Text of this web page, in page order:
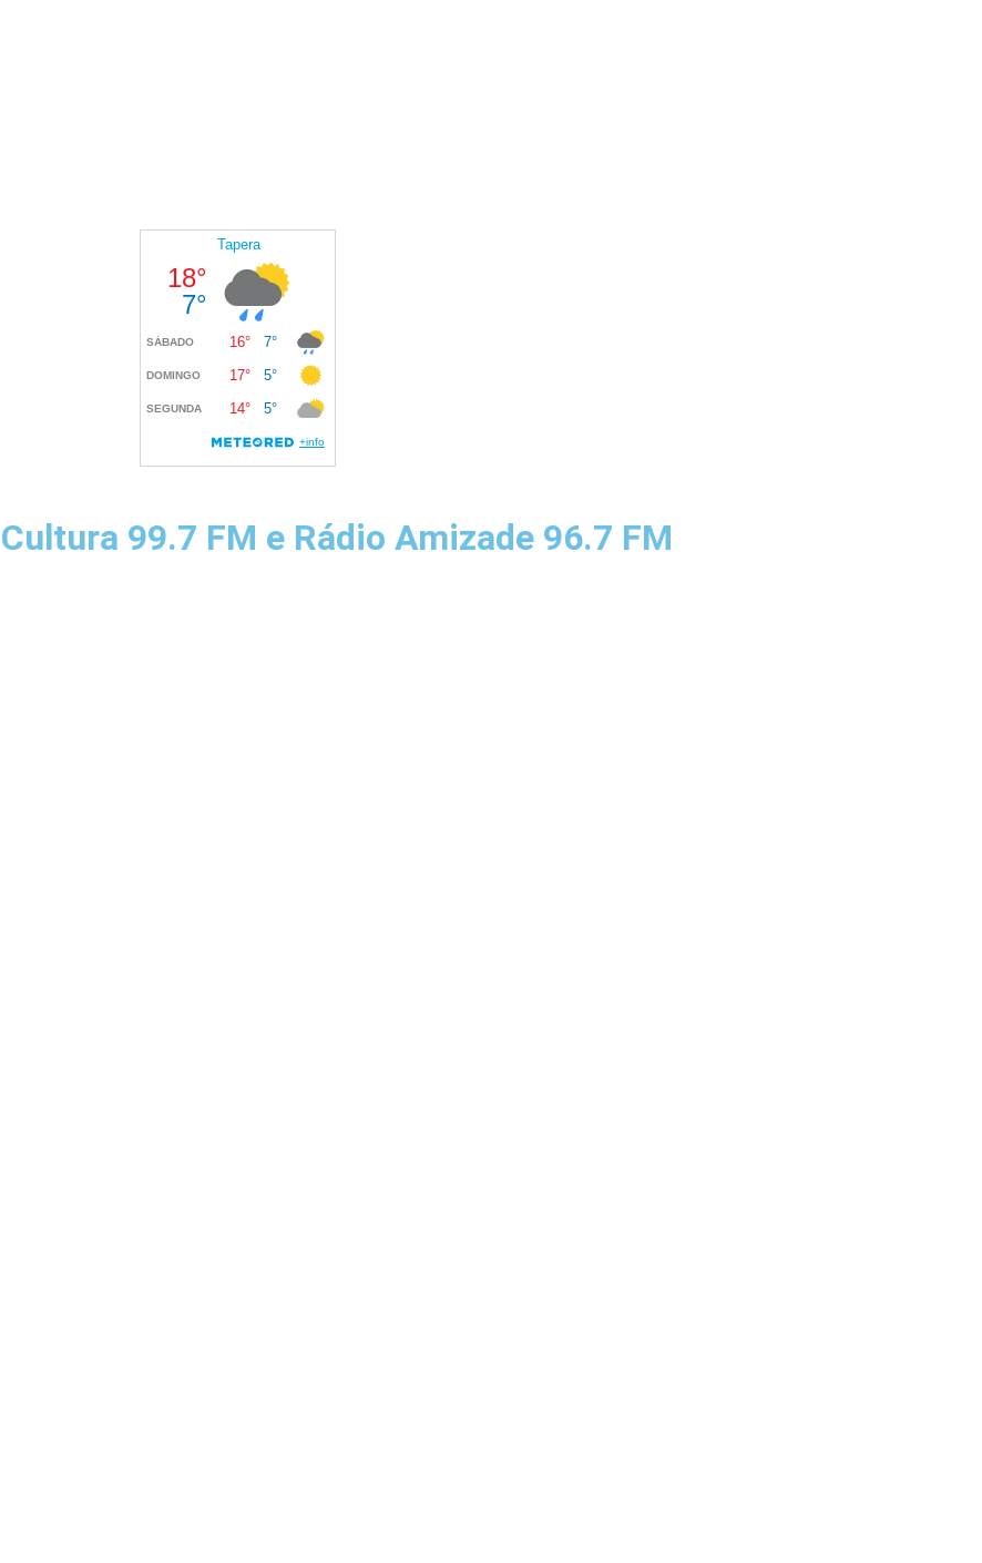
99.7 FM e Rádio Amizade 96.7 FM